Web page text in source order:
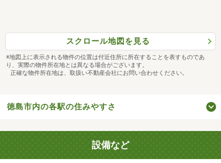
スクロール地図を見る
※地図上に表示される物件の位置は付近住所に所在することを表すものであ
り、実際の物件所在地とは異なる場合がございます。
正確な物件所在地は、取扱い不動産会社にお問い合わせください。
徳島市内の各駅の住みやすさ
設備など